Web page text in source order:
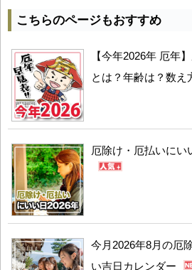
こちらのページもおすすめ
【今年2026年 厄年
とは？年齢は？数え
厄除け・厄払いにい
今月2026年8月の厄
い吉日カレンダー